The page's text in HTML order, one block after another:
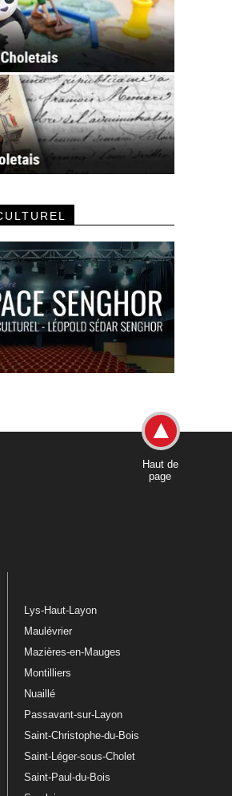
Haut de
page
Lys-Haut-Layon
Maulévrier
Mazières-en-Mauges
Montilliers
Nuaillé
Passavant-sur-Layon
Saint-Christophe-du-Bois
Saint-Léger-sous-Cholet
Saint-Paul-du-Bois